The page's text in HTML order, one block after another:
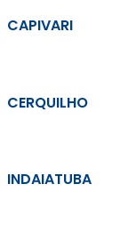
CAPIVARI
CERQUILHO
INDAIATUBA